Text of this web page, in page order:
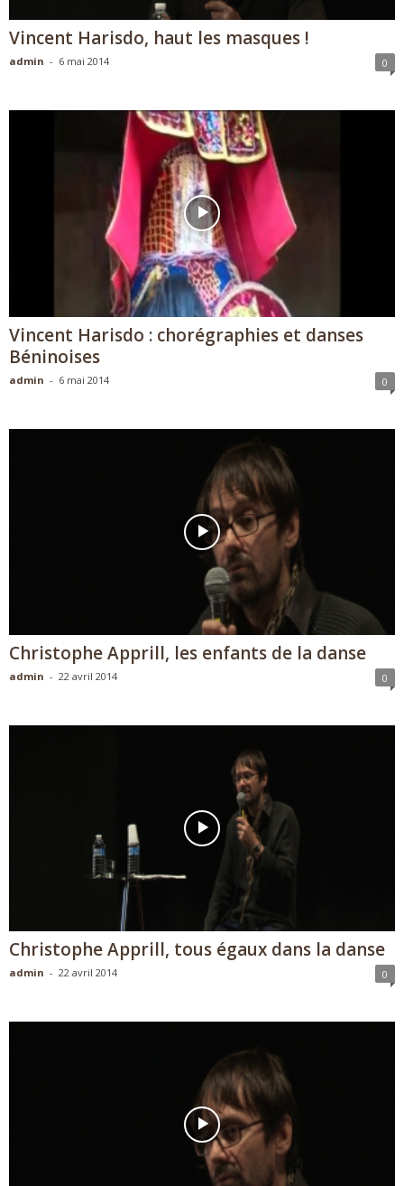
Vincent Harisdo, haut les masques !
admin - 6 mai 2014 0
Vincent Harisdo : chorégraphies et danses
Béninoises
admin - 6 mai 2014 0
Christophe Apprill, les enfants de la danse
admin - 22 avril 2014 0
Christophe Apprill, tous égaux dans la danse
admin - 22 avril 2014 0